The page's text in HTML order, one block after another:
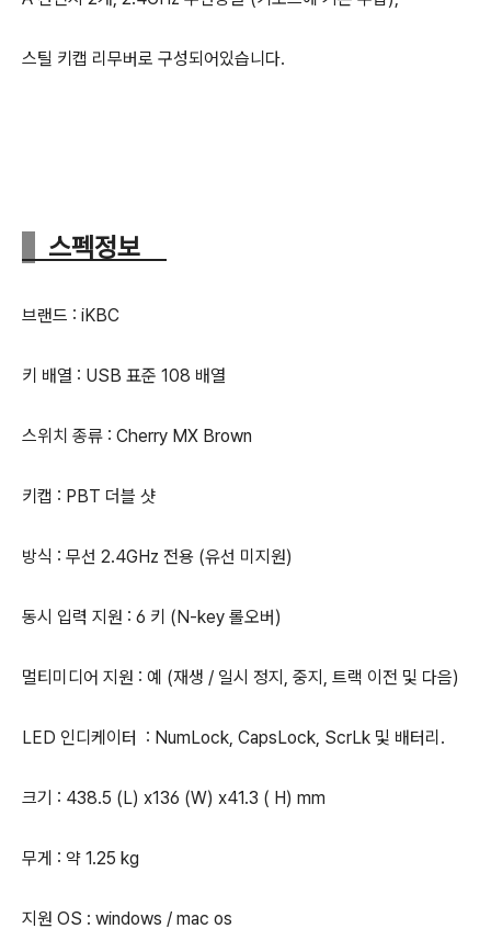
스틸 키캡 리무버로 구성되어있습니다.
스펙정보
브랜드 : iKBC
키 배열 : USB 표준 108 배열
스위치 종류 : Cherry MX Brown
키캡 : PBT 더블 샷
방식 : 무선 2.4GHz 전용 (유선 미지원)
동시 입력 지원 : 6 키 (N-key 롤오버)
멀티미디어 지원 : 예 (재생 / 일시 정지, 중지, 트랙 이전 및 다음)
LED 인디케이터 : NumLock, CapsLock, ScrLk 및 배터리.
크기 : 438.5 (L) x136 (W) x41.3 ( H) mm
무게 : 약 1.25 kg
지원 OS : windows / mac os